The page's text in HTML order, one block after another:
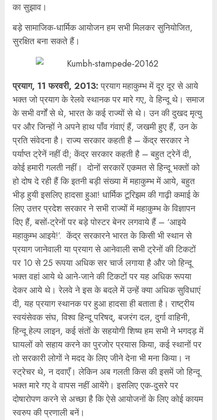
का सुझाव।
बड़े सामाजिक-धार्मिक आयोजन हम सभी मिलकर सुनियोजित,
सुरक्षित बना सकते हैं।
प्रयाग, 11 फरवरी, 2013:प्रयाग महाकुम्भ में दूर दूर से आये
भक्त जो प्रयाग के रेलवे स्थानक पर मारे गए, वे हिन्दू थे। समाज
के सभी वर्गों से थे, भारत के कई राज्यों से थे। उन की दुखद मृत्यु
पर और जिन्हों ने अपने हाथ पाँव गंवाएं हैं, जखमी हुए हैं, उन के
प्रति संवेदना है। राज्य सरकार कहती है – केंद्र सरकार ने
पर्याप्त ट्रेनें नहीं दी; केंद्र सरकार कहती है – बहुत ट्रेनें दी,
कोई हमारी गलती नहीं। दोनों सरकारें एकमत से हिन्दू भक्तों को
हो दोष दे रही हैं कि इतनी बड़ी संख्या में महाकुम्भ में आये, बहुत
भीड़ हुयी इसलिए हादसा हुआ! धार्मिक टूरिझम की गाढ़ी कमाई के
लिए उत्तर प्रदेश सरकार ने सभी राज्यों में महाकुम्भ के विज्ञापन
दिए हैं, बसों-ट्रेनों पर बड़े पोस्टर बेनर लगवाये हैं – ‘आइये
महाकुम्भ आइये!’. केंद्र सरकारने भारत के किसी भी स्थान से
प्रयाग जानेवाली या प्रयाग से आनेवाली सभी ट्रेनों की टिकटों
पर 10 से 25 रूपया अधिक सर चार्ज लगाया है और जो हिन्दू
भक्त वहां आये थे आने-जाने की टिकटों पर यह अधिक रूपया
देकर आये थे। रेलवे ने इस के बदले में उन्हें क्या अधिक सुविधाएं
दी, यह प्रयाग स्थानक पर हुआ हादसा ही बताता है। राष्ट्रीय
स्वयंसेवक संघ, विश्व हिन्दू परिषद्, बजरंग दल, दुर्गा वाहिनी,
हिन्दू हेल्प लाइन, कई संतों के सहयोगी शिष्य हम सभी ने भगदड़ में
घायलों को सहाय करने का पुरजोर प्रयास किया, कई स्थानों पर
तो सरकारी लोगों ने मदद के लिए जीने देना भी मना किया। न
स्ट्रेचर थे, न दवाएँ। लेकिन अब गलती किस की इसमें जो हिन्दू
भक्त मारे गए वे वापस नहीं आयेंगे। इसलिए एक-दुसरे पर
दोषारोपण करने से अच्छा है कि ऐसे आयोजनों के लिए कोई कायम
स्वरुप की प्रणाली बनें।